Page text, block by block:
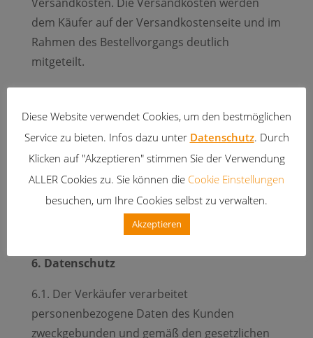
dem Käufer auf der Versandkostenseite und im
Rahmen des Bestellvorgangs deutlich
mitgeteilt.
4.3. Versandkostenfreie Lieferung ab € 48,-
Einkauf innerhalb Österreich.
Versandkostenfreie Lieferung ab € 72,- Einkauf
außerhalb Österreich.
5. Sachmängelgewährleistung und Garantie
Die Gewährleistung bestimmt sich nach
gesetzlichen Vorschriften.
6. Datenschutz
6.1. Der Verkäufer verarbeitet
personenbezogene Daten des Kunden
zweckgebunden und gemäß den gesetzlichen
Diese Website verwendet Cookies, um den bestmöglichen
Service zu bieten. Infos dazu unter Datenschutz. Durch
Klicken auf "Akzeptieren" stimmen Sie der Verwendung
ALLER Cookies zu. Sie können die Cookie Einstellungen
besuchen, um Ihre Cookies selbst zu verwalten.
Akzeptieren